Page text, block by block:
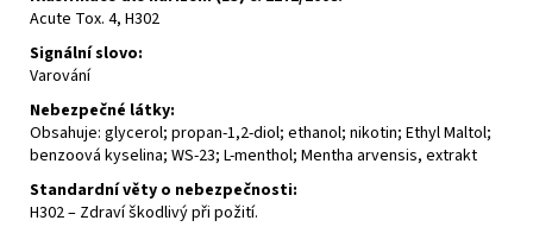
Acute Tox. 4, H302
Signální slovo:
Varování
Nebezpečné látky:
Obsahuje: glycerol; propan-1,2-diol; ethanol; nikotin; Ethyl Maltol;
benzoová kyselina; WS-23; L-menthol; Mentha arvensis, extrakt
Standardní věty o nebezpečnosti:
H302 – Zdraví škodlivý při požití.